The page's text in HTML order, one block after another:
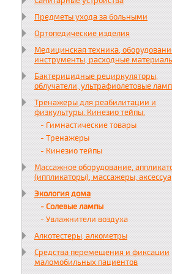
Предметы ухода за больными
Ортопедические изделия
Медицинская техника,
инструменты, расходные
Бактерицидные рециркуляторы,
облучатели, ультрафиолетовые
Тренажеры для реабилитации и
физкультуры. Кинезио тейпы.
- Гимнастические товары
- Тренажеры
- Кинезио тейпы
Массажное оборудование,
(иппликаторы), массажеры,
Экология дома
- Солевые лампы
- Увлажнители воздуха
Алкотестеры, алкометры
Средства перемещения и фиксации
маломобильных пациентов